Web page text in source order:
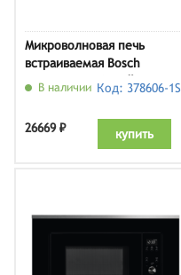
Микроволновая печь
встраиваемая Bosch
BFL524MW0, белый
В наличии Код: 378606-1S
26669 ₽ купить